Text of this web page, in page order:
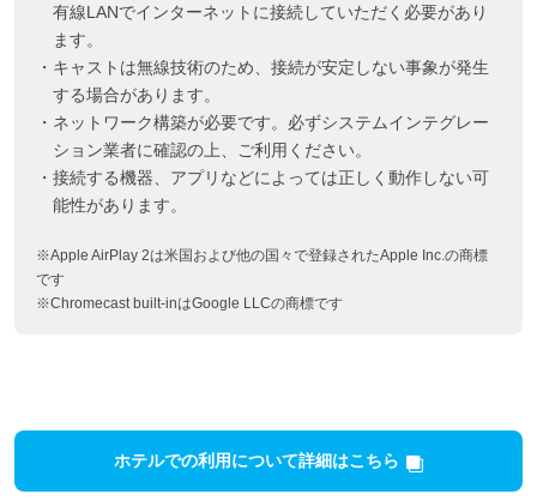
有線LANでインターネットに接続していただく必要があり
ます。
・キャストは無線技術のため、接続が安定しない事象が発生
する場合があります。
・ネットワーク構築が必要です。必ずシステムインテグレー
ション業者に確認の上、ご利用ください。
・接続する機器、アプリなどによっては正しく動作しない可
能性があります。
※Apple AirPlay 2は米国および他の国々で登録されたApple Inc.の商標
です
※Chromecast built-inはGoogle LLCの商標です
ホテルでの利用について詳細はこちら